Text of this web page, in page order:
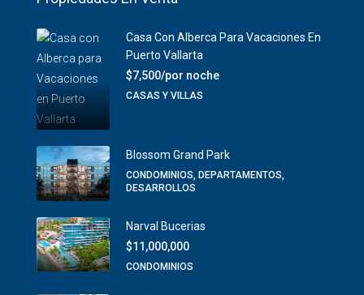
Casa Con Alberca Para Vacaciones En
Puerto Vallarta
$7,500/por noche
CASAS Y VILLAS
Blossom Grand Park
CONDOMINIOS, DEPARTAMENTOS,
DESARROLLOS
Narval Bucerias
$11,000,000
CONDOMINIOS